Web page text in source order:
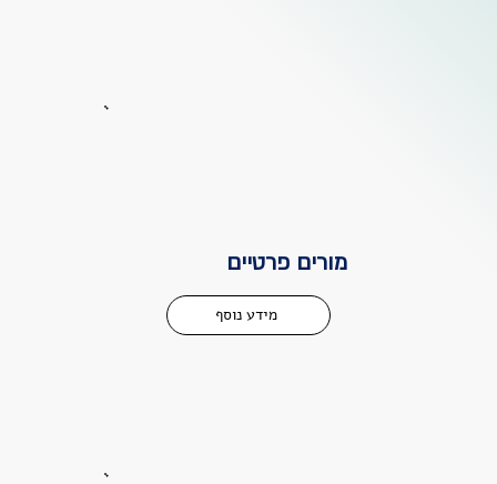
מורים פרטיים
מידע נוסף